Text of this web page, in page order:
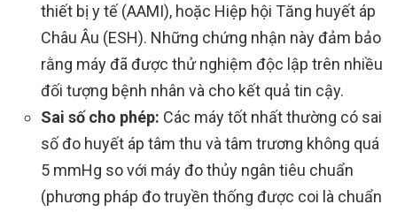
thiết bị y tế (AAMI), hoặc Hiệp hội Tăng huyết áp
Châu Âu (ESH). Những chứng nhận này đảm bảo
rằng máy đã được thử nghiệm độc lập trên nhiều
đối tượng bệnh nhân và cho kết quả tin cậy.
Sai số cho phép: Các máy tốt nhất thường có sai
số đo huyết áp tâm thu và tâm trương không quá
5 mmHg so với máy đo thủy ngân tiêu chuẩn
(phương pháp đo truyền thống được coi là chuẩn